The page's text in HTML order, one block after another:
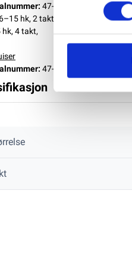
47-42038-2
6–15 hk, 2 takt
4 takt,
47-42038